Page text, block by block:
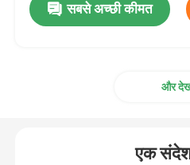
पॉलीयूरेथेन उत्पाद
सबसे अच्छी कीमत
और
एक